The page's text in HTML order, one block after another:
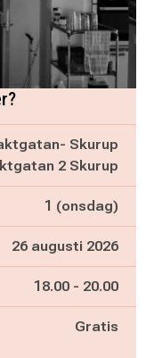
Skurup
2 Skurup
1 (onsdag)
26 augusti 2026
Pågår mellan
18.00 - och
20.00
Gratis